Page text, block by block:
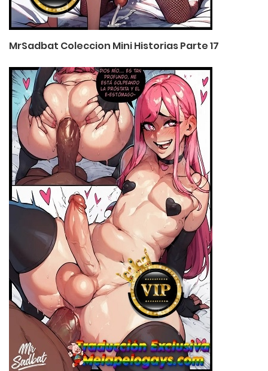
MrSadbat Coleccion Mini Historias Parte 17